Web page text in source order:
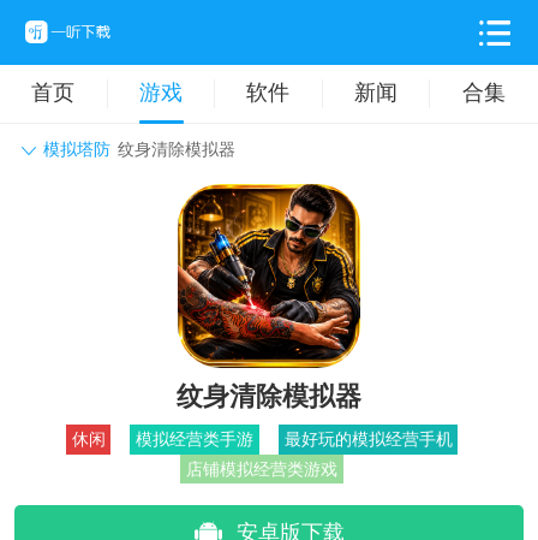
首页 游戏 软件 新闻 合集
模拟塔防 纹身清除模拟器
动作格斗 休闲益智
卡牌对战 音乐舞蹈
挂机养成
纹身清除模拟器
休闲 模拟经营类手游
最好玩的模拟经营手机
店铺模拟经营类游戏
安卓版下载